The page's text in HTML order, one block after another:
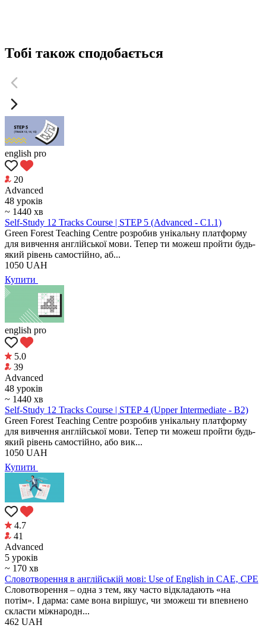
Тобі також сподобається
english pro
20
Аdvanced
48 уроків
~ 1440 хв
Self-Study 12 Tracks Course | STEP 5 (Advanced - C1.1)
Green Forest Teaching Centre розробив унікальну платформу
для вивчення англійської мови. Тепер ти можеш пройти будь-
який рівень самостійно, аб...
1050 UAH
Купити
english pro
5.0
39
Аdvanced
48 уроків
~ 1440 хв
Self-Study 12 Tracks Course | STEP 4 (Upper Intermediate - B2)
Green Forest Teaching Centre розробив унікальну платформу
для вивчення англійської мови. Тепер ти можеш пройти будь-
який рівень самостійно, або вик...
1050 UAH
Купити
4.7
41
Аdvanced
5 уроків
~ 170 хв
Cловотворення в англійській мові: Use of English in CAE, CPE
Словотворення – одна з тем, яку часто відкладають «на
потім». І дарма: саме вона вирішує, чи зможеш ти впевнено
скласти міжнародн...
462 UAH